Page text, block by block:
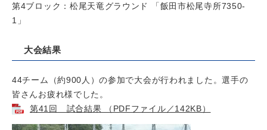
第4ブロック：松尾天竜グラウンド 「飯田市松尾寺所7350-
1」
大会結果
44チーム（約900人）の参加で大会が行われました。選手の
皆さんお疲れ様でした。
第41回 試合結果 （PDFファイル／142KB）